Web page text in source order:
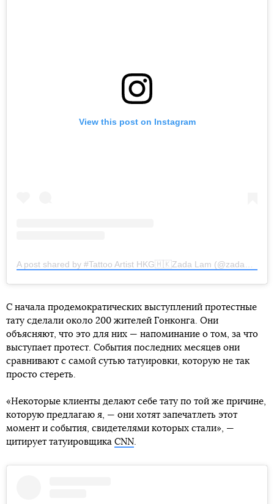
View this post on Instagram
A post shared by #Tattoo Artist HKG🇭🇰Zada Lam (@zada_hk)
С начала продемократических выступлений протестные
тату сделали около 200 жителей Гонконга. Они
объясняют, что это для них — напоминание о том, за что
выступает протест. События последних месяцев они
сравнивают с самой сутью татуировки, которую не так
просто стереть.
«Некоторые клиенты делают себе тату по той же причине,
которую предлагаю я, — они хотят запечатлеть этот
момент и события, свидетелями которых стали», —
цитирует татуировщика CNN